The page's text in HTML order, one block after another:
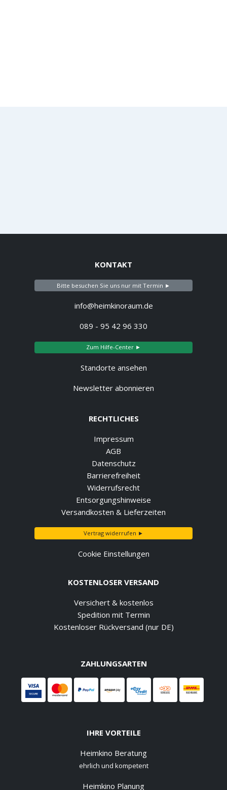
KONTAKT
Bitte besuchen Sie uns nur mit Termin ►
info@heimkinoraum.de
089 - 95 42 96 330
Zum Hilfe-Center ►
Standorte ansehen
Newsletter abonnieren
RECHTLICHES
Impressum
AGB
Datenschutz
Barrierefreiheit
Widerrufsrecht
Entsorgungshinweise
Versandkosten & Lieferzeiten
Vertrag widerrufen ►
Cookie Einstellungen
KOSTENLOSER VERSAND
Versichert & kostenlos
Spedition mit Termin
Kostenloser Rückversand (nur DE)
ZAHLUNGSARTEN
IHRE VORTEILE
Heimkino Beratung
ehrlich und kompetent
Heimkino Planung